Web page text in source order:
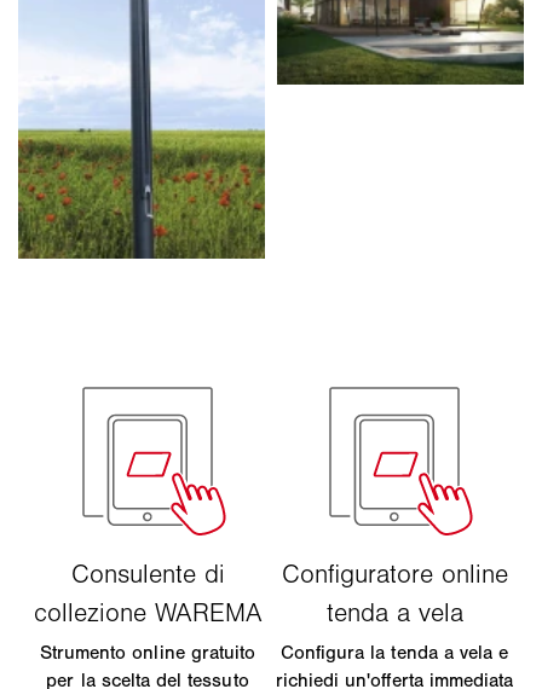
Strumento online gratuito
per la scelta del tessuto
Configura la tenda a vela e
richiedi un'offerta immediata